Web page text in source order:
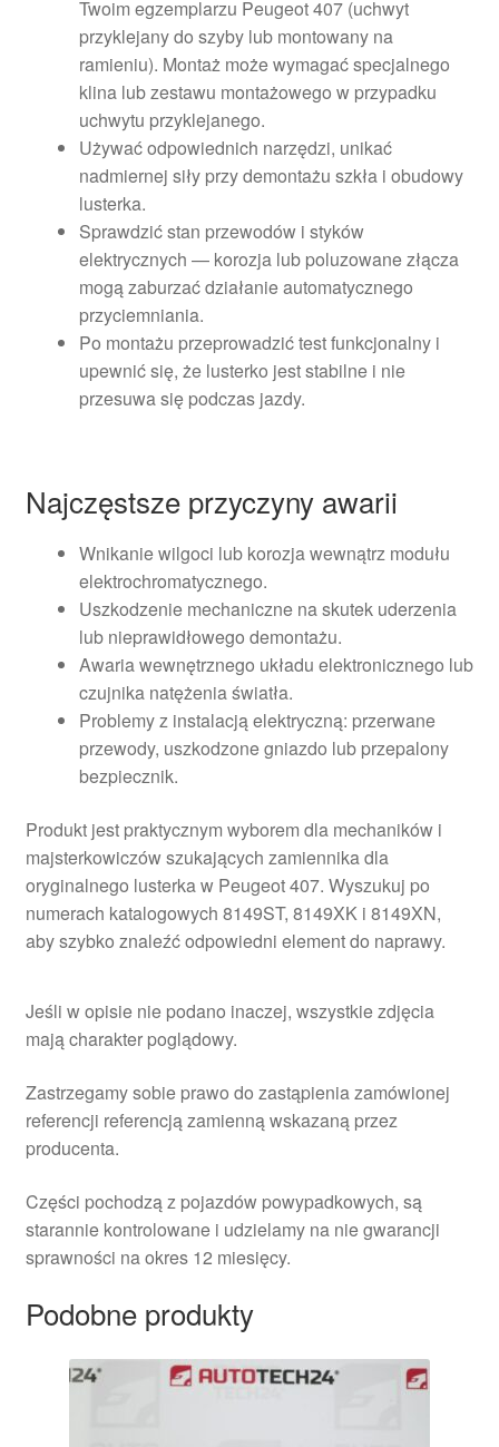
Twoim egzemplarzu Peugeot 407 (uchwyt
przyklejany do szyby lub montowany na
ramieniu). Montaż może wymagać specjalnego
klina lub zestawu montażowego w przypadku
uchwytu przyklejanego.
Używać odpowiednich narzędzi, unikać
nadmiernej siły przy demontażu szkła i obudowy
lusterka.
Sprawdzić stan przewodów i styków
elektrycznych — korozja lub poluzowane złącza
mogą zaburzać działanie automatycznego
przyciemniania.
Po montażu przeprowadzić test funkcjonalny i
upewnić się, że lusterko jest stabilne i nie
przesuwa się podczas jazdy.
Najczęstsze przyczyny awarii
Wnikanie wilgoci lub korozja wewnątrz modułu
elektrochromatycznego.
Uszkodzenie mechaniczne na skutek uderzenia
lub nieprawidłowego demontażu.
Awaria wewnętrznego układu elektronicznego lub
czujnika natężenia światła.
Problemy z instalacją elektryczną: przerwane
przewody, uszkodzone gniazdo lub przepalony
bezpiecznik.
Produkt jest praktycznym wyborem dla mechaników i
majsterkowiczów szukających zamiennika dla
oryginalnego lusterka w Peugeot 407. Wyszukuj po
numerach katalogowych 8149ST, 8149XK i 8149XN,
aby szybko znaleźć odpowiedni element do naprawy.
Jeśli w opisie nie podano inaczej, wszystkie zdjęcia
mają charakter poglądowy.
Zastrzegamy sobie prawo do zastąpienia zamówionej
referencji referencją zamienną wskazaną przez
producenta.
Części pochodzą z pojazdów powypadkowych, są
starannie kontrolowane i udzielamy na nie gwarancji
sprawności na okres 12 miesięcy.
Podobne produkty